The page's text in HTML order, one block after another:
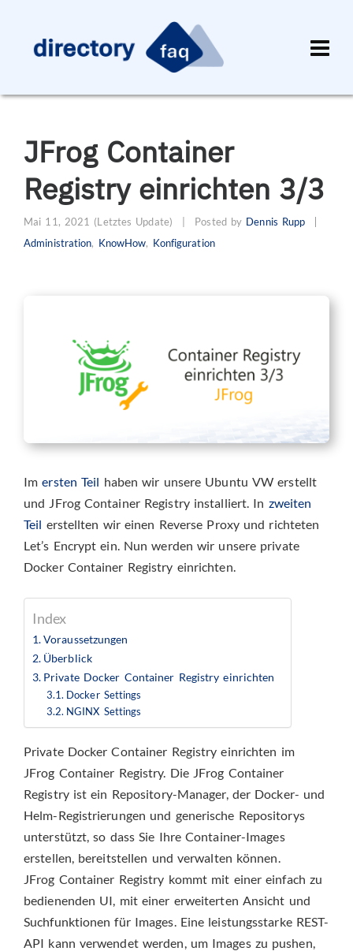
JFrog Container
Registry einrichten 3/3
Mai 11, 2021 (Letztes Update) Posted by Dennis Rupp
Administration, KnowHow, Konfiguration
Imersten Teil haben wir unsere Ubuntu VW erstellt
und JFrog Container Registry installiert. In zweiten
Teil erstellten wir einen Reverse Proxy und richteten
Let’s Encrypt ein. Nun werden wir unsere private
Docker Container Registry einrichten.
Index
Voraussetzungen
Überblick
Private Docker Container Registry einrichten
Docker Settings
NGINX Settings
Private Docker Container Registry einrichten im
JFrog Container Registry. Die JFrog Container
Registry ist ein Repository-Manager, der Docker- und
Helm-Registrierungen und generische Repositorys
unterstützt, so dass Sie Ihre Container-Images
erstellen, bereitstellen und verwalten können.
JFrog Container Registry kommt mit einer einfach zu
bedienenden UI, mit einer erweiterten Ansicht und
Suchfunktionen für Images. Eine leistungsstarke REST-
API kann verwendet werden, um Images zu pushen,